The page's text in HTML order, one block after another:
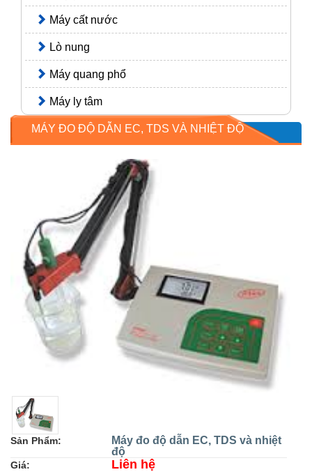
Máy cất nước
Lò nung
Máy quang phổ
Máy ly tâm
MÁY ĐO ĐỘ DẪN EC, TDS VÀ NHIỆT ĐỘ
Sản Phẩm:
Máy đo độ dẫn EC, TDS và nhiệt
độ
Giá: Liên hệ